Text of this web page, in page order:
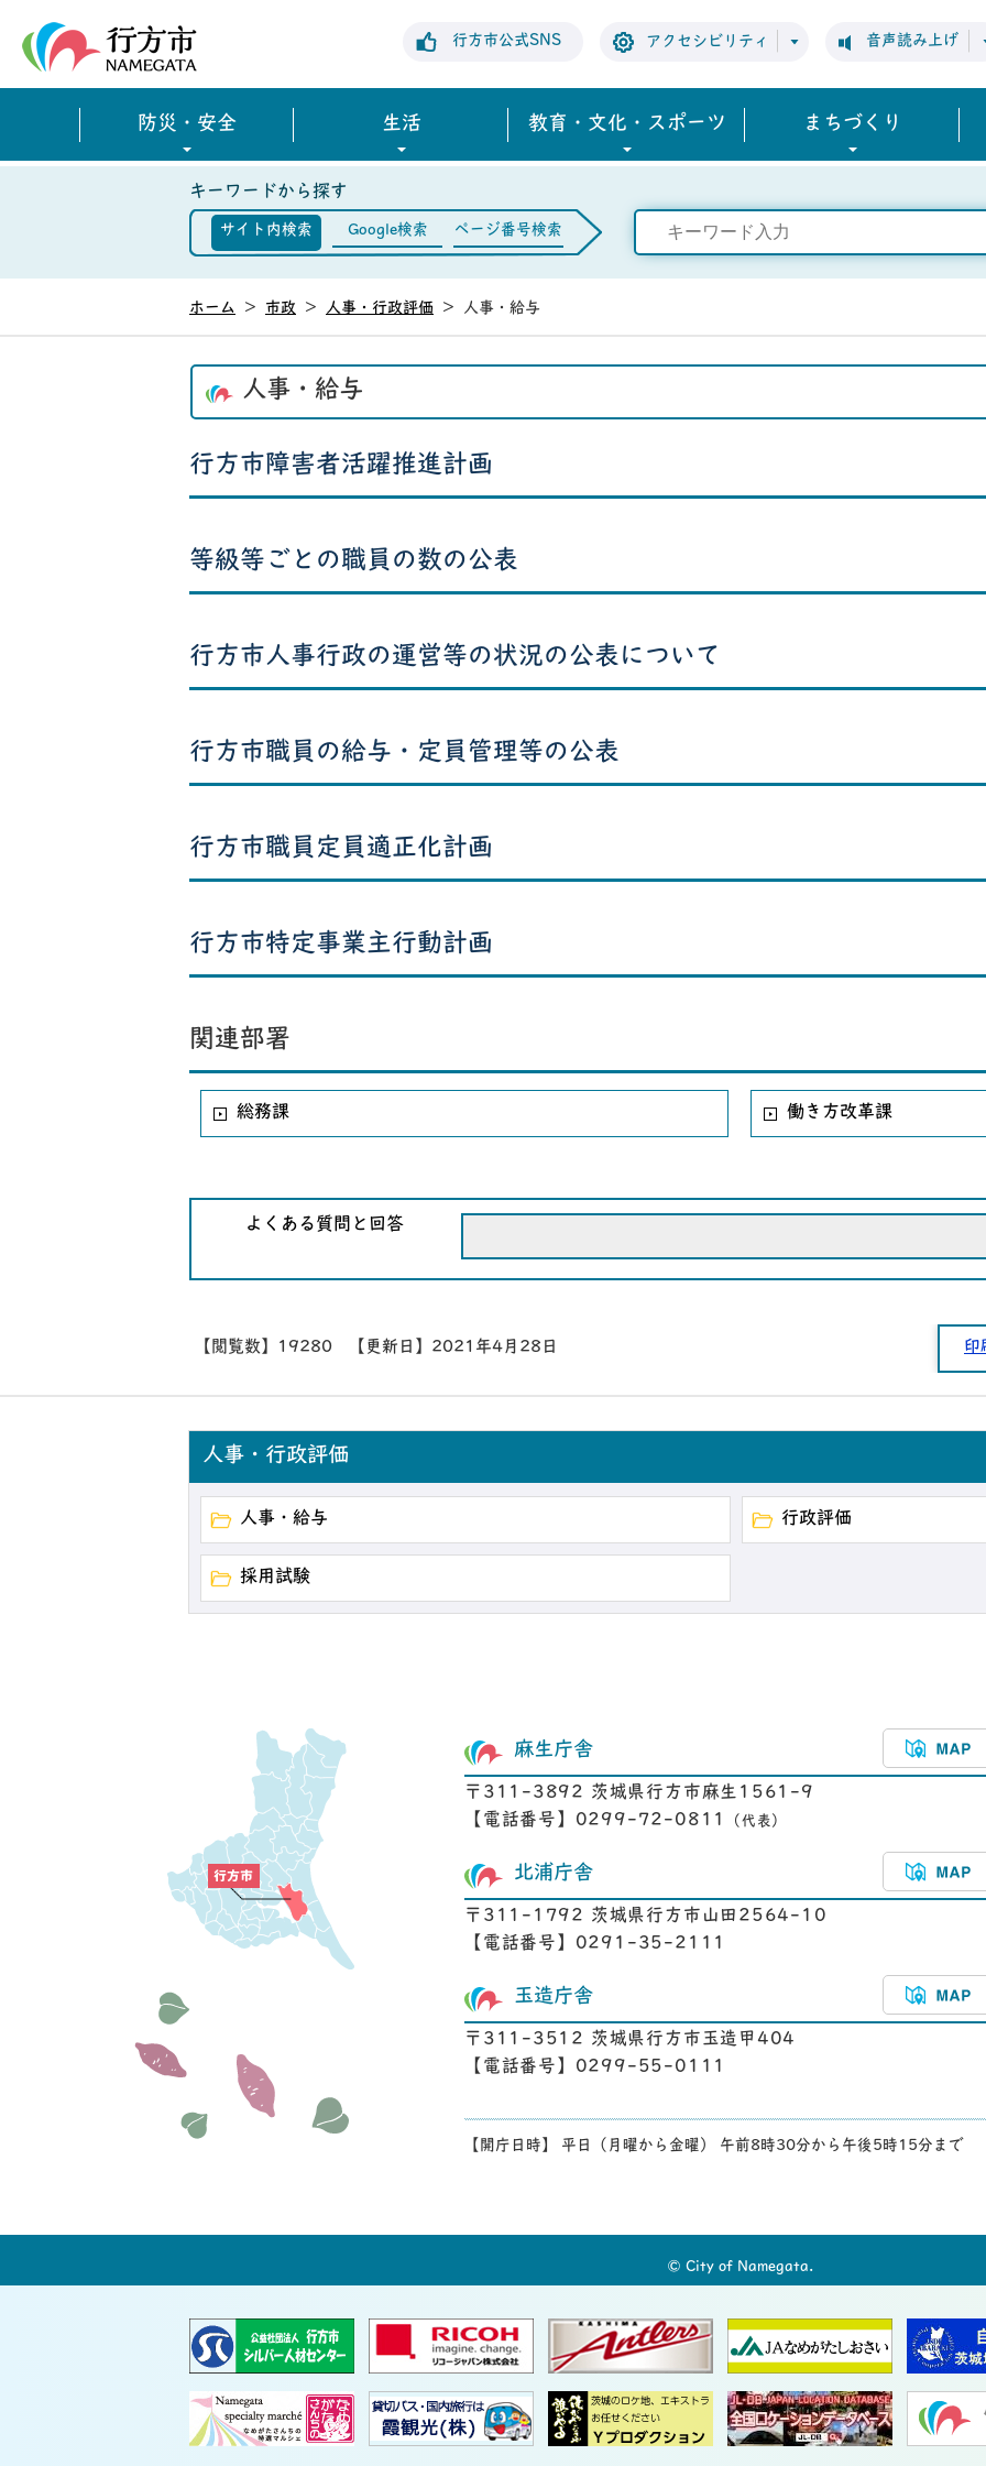
行方市公式SNS アクセシビリティ 音声読み上げ
防災・安全 生活 教育・文化・スポーツ まちづくり
キーワードから探す
サイト内検索 Google検索 ページ番号検索
ホーム > 市政 > 人事・行政評価 > 人事・給与
人事・給与
行方市障害者活躍推進計画
等級等ごとの職員の数の公表
行方市人事行政の運営等の状況の公表について
行方市職員の給与・定員管理等の公表
行方市職員定員適正化計画
行方市特定事業主行動計画
関連部署
総務課 働き方改革課
よくある質問と回答
【閲覧数】 19280 【更新日】 2021年4月28日 印
人事・行政評価
人事・給与 行政評価
採用試験
麻生庁舎
〒311-3892 茨城県行方市麻生1561-9
【電話番号】0299-72-0811
（代表）
北浦庁舎
〒311-1792 茨城県行方市山田2564-10
【電話番号】0291-35-2111
玉造庁舎
〒311-3512 茨城県行方市玉造甲404
【電話番号】0299-55-0111
【開庁日時】 平日（月曜から金曜） 午前8時30分から午後5時15分まで
© City of Namegata.